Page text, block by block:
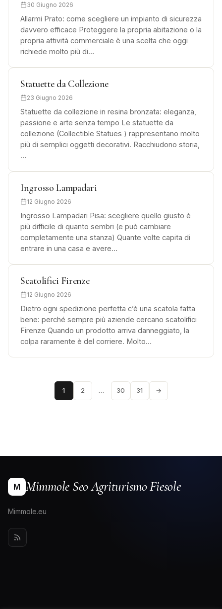
30 Giugno 2026
Allarmi Prato: come scegliere un impianto di sicurezza
davvero efficace Proteggere la propria abitazione o la
propria attività commerciale è una scelta che oggi
richiede molto più di…
Statuette da Collezione
23 Giugno 2026
Statuette da collezione in resina bronzata: eleganza,
passione e arte senza tempo Le statuette da
collezione (Collectible Statues ) rappresentano molto
più di semplici oggetti decorativi. Racchiudono storia,
…
Ingrosso Lampadari
12 Giugno 2026
Ingrosso Lampadari Pisa: scegliere quello giusto è
più difficile di quanto sembri (e può cambiare
completamente una stanza) Quante volte capita di
entrare in una casa e avere…
Scatolifici Firenze
12 Giugno 2026
Dietro ogni spedizione perfetta c’è una scatola fatta
bene: perché sempre più aziende cercano scatolifici
Firenze Quando un prodotto arriva danneggiato, la
colpa raramente è del corriere. Molto…
1 2 … 30 31 →
M Mimmole Seo Agriturismo Fiesole
Mimmole.eu